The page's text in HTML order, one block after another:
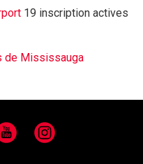
19 inscription actives
de Mississauga
Instagram